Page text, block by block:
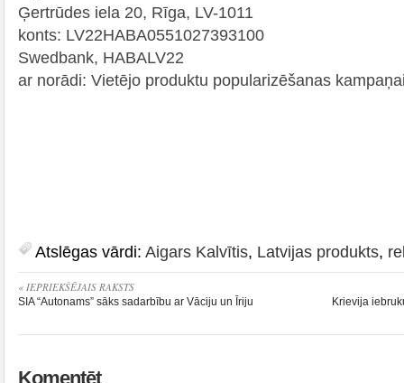
Ģertrūdes iela 20, Rīga, LV-1011
konts: LV22HABA0551027393100
Swedbank, HABALV22
ar norādi: Vietējo produktu popularizēšanas
Atslēgas vārdi: Aigars Kalvītis, Latvijas produkts,
« IEPRIEKŠĒJAIS RAKSTS
SIA “Autonams” sāks sadarbību ar Vāciju un Īriju Krievija
Komentēt